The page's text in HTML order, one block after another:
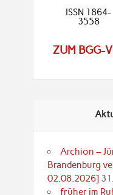
ISSN 1864-
3558
ZUM BGG-
Archion –
Brandenburg
02.08.2026]
früher im